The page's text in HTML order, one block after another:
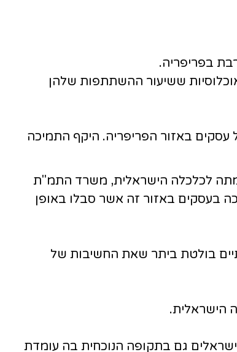
בפריפריה.
ששיעור ההשתתפות שלהן
עסקים באזור הפריפריה. היקף התמיכה
לכלכלה הישראלית, משרד התמ"ת
בעסקים באזור זה אשר סבלו באופן
בולטת ביתר שאת החשיבות של
הישראלית.
הישראלים גם בתקופה הנוכחית בה עומדת